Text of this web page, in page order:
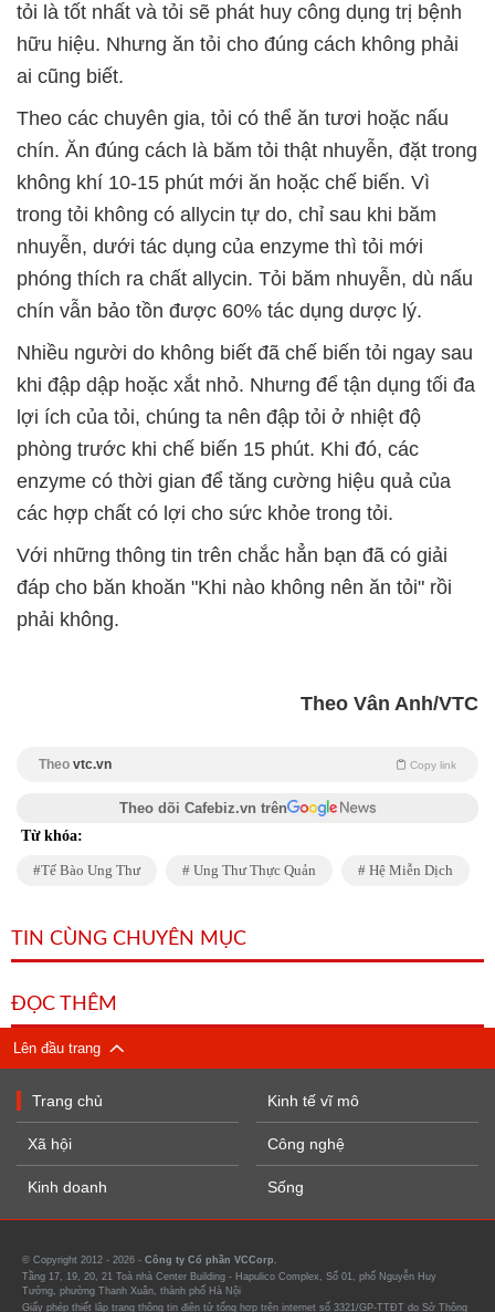
tỏi là tốt nhất và tỏi sẽ phát huy công dụng trị bệnh
hữu hiệu. Nhưng ăn tỏi cho đúng cách không phải
ai cũng biết.
Theo các chuyên gia, tỏi có thể ăn tươi hoặc nấu
chín. Ăn đúng cách là băm tỏi thật nhuyễn, đặt trong
không khí 10-15 phút mới ăn hoặc chế biến. Vì
trong tỏi không có allycin tự do, chỉ sau khi băm
nhuyễn, dưới tác dụng của enzyme thì tỏi mới
phóng thích ra chất allycin. Tỏi băm nhuyễn, dù nấu
chín vẫn bảo tồn được 60% tác dụng dược lý.
Nhiều người do không biết đã chế biến tỏi ngay sau
khi đập dập hoặc xắt nhỏ. Nhưng để tận dụng tối đa
lợi ích của tỏi, chúng ta nên đập tỏi ở nhiệt độ
phòng trước khi chế biến 15 phút. Khi đó, các
enzyme có thời gian để tăng cường hiệu quả của
các hợp chất có lợi cho sức khỏe trong tỏi.
Với những thông tin trên chắc hẳn bạn đã có giải
đáp cho băn khoăn "Khi nào không nên ăn tỏi" rồi
phải không.
Theo Vân Anh/VTC
Theo vtc.vn Copy link
Theo dõi Cafebiz.vn trên
Từ khóa:
Tế Bào Ung Thư Ung Thư Thực Quản Hệ Miễn Dịch
TIN CÙNG CHUYÊN MỤC
ĐỌC THÊM
Lên đầu trang
Trang chủ
Xã hội
Kinh doanh
Kinh tế vĩ mô
Công nghệ
Sống
© Copyright 2012 - 2026 - Công ty Cổ phần VCCorp.
Tầng 17, 19, 20, 21 Toà nhà Center Building - Hapulico Complex, Số 01, phố Nguyễn Huy
Tưởng, phường Thanh Xuân, thành phố Hà Nội
Giấy phép thiết lập trang thông tin điện tử tổng hợp trên internet số 3321/GP-TTĐT do Sở Thông